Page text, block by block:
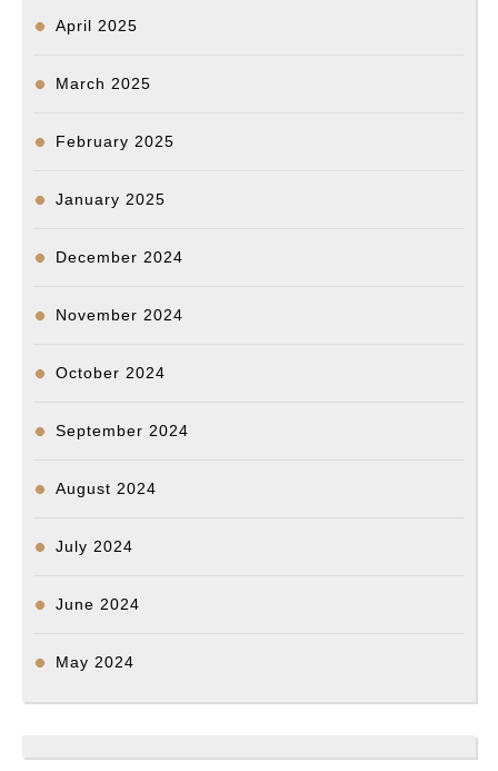
April 2025
March 2025
February 2025
January 2025
December 2024
November 2024
October 2024
September 2024
August 2024
July 2024
June 2024
May 2024